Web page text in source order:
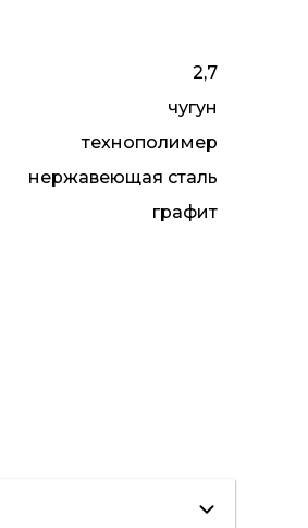
2,7
чугун
технополимер
нержавеющая сталь
графит